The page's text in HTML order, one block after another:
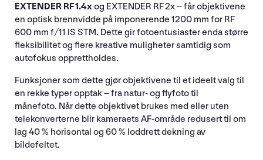
EXTENDER RF 1.4xog EXTENDER RF 2x – får objektivene
en optisk brennvidde på imponerende 1200 mm for RF
600 mm f/11 IS STM. Dette gir fotoentusiaster enda større
fleksibilitet og flere kreative muligheter samtidig som
autofokus opprettholdes.
Funksjoner som dette gjør objektivene til et ideelt valg til
en rekke typer opptak – fra natur- og flyfoto til
månefoto. Når dette objektivet brukes med eller uten
telekonverterne blir kameraets AF-område redusert til om
lag 40 % horisontal og 60 % loddrett dekning av
bildefeltet.